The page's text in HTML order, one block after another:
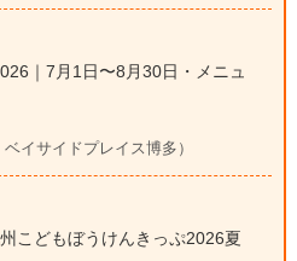
｜7月1日〜8月30日・メニュ
イサイドプレイス博多）
こどもぼうけんきっぷ2026夏